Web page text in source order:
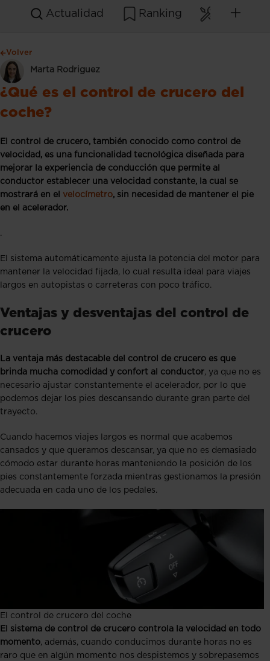
Actualidad Ranking
Volver
Marta Rodriguez
¿Qué es el control de crucero del
coche?
El control de crucero, también conocido como control de
velocidad, es una funcionalidad tecnológica diseñada para
mejorar la experiencia de conducción que permite al
conductor establecer una velocidad constante, la cual se
mostrará en el velocímetro, sin necesidad de mantener el pie
en el acelerador.
.
El sistema automáticamente ajusta la potencia del motor para
mantener la velocidad fijada, lo cual resulta ideal para viajes
largos en autopistas o carreteras con poco tráfico.
Ventajas y desventajas del control de
crucero
La ventaja más destacable del control de crucero es que
brinda mucha comodidad y confort al conductor, ya que no es
necesario ajustar constantemente el acelerador, por lo que
podemos dejar los pies descansando durante gran parte del
trayecto.
Cuando hacemos viajes largos es normal que acabemos
cansados y que queramos descansar, ya que no es demasiado
cómodo estar durante horas manteniendo la posición de los
pies constantemente forzada mientras gestionamos la presión
adecuada en cada uno de los pedales.
El control de crucero del coche
El sistema de control de crucero controla la velocidad en todo
momento, además, cuando conducimos durante horas no es
raro que en algún momento nos despistemos y sobrepasemos